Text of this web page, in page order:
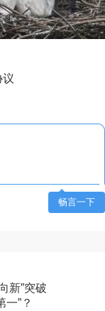
议
畅言一下
新”突破
”？